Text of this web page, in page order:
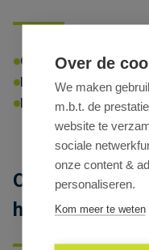
P-score: C G-score:
Erfgoed:Geen
Opslagloodsen
huur nabij E17
Over de
We maken
m.b.t. de
website te
sociale
onze content &
personaliseren.
Kom meer te weten